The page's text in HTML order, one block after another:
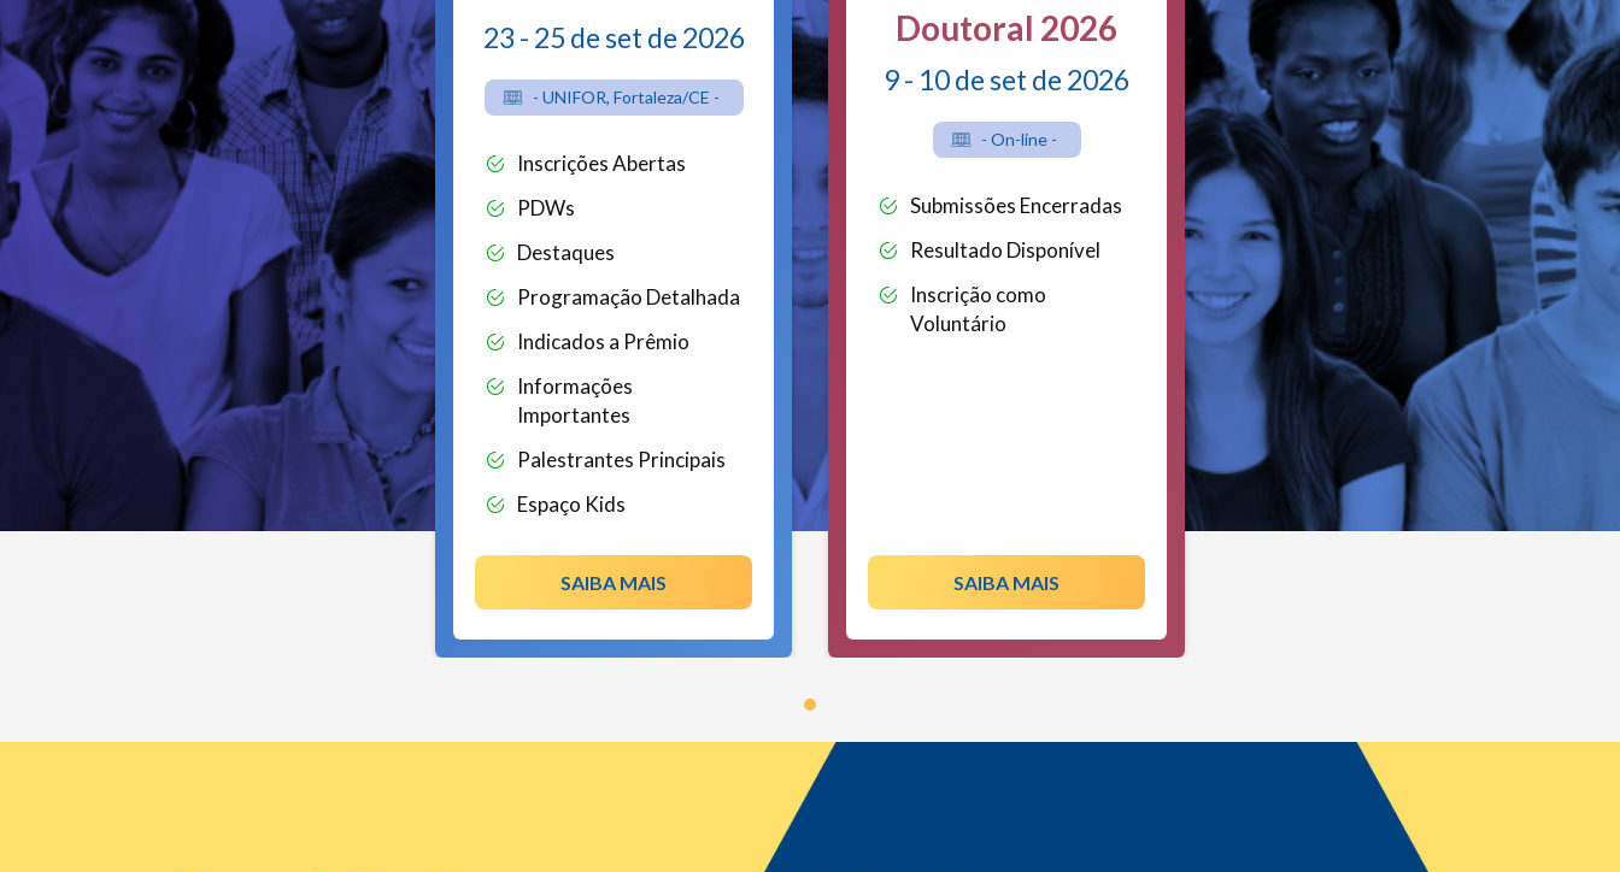
23 - 25 de set de 2026
- UNIFOR, Fortaleza/CE -
Inscrições Abertas
PDWs
Destaques
Programação Detalhada
Indicados a Prêmio
Informações
Importantes
Palestrantes Principais
Espaço Kids
SAIBA MAIS
Doutoral 2026
9 - 10 de set de 2026
- On-line -
Submissões Encerradas
Resultado Disponível
Inscrição como
Voluntário
SAIBA MAIS